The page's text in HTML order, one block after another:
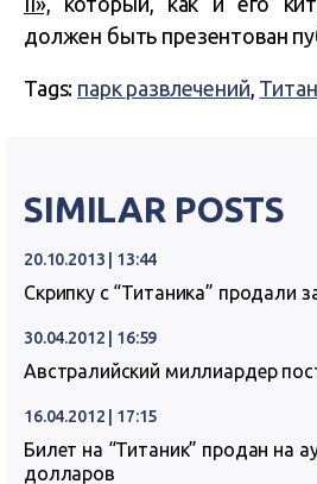
должен быть презентован
Tags: парк развлечений,
SIMILAR POSTS
20.10.2013 | 13:44
Скрипку с “Титаника” продали
30.04.2012 | 16:59
Австралийский миллиардер
16.04.2012 | 17:15
Билет на “Титаник” продан на
долларов